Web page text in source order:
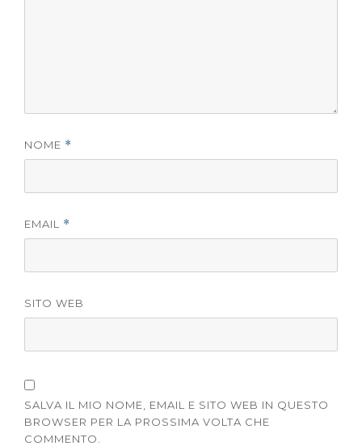
NOME *
EMAIL *
SITO WEB
SALVA IL MIO NOME, EMAIL E SITO WEB IN QUESTO
BROWSER PER LA PROSSIMA VOLTA CHE
COMMENTO.